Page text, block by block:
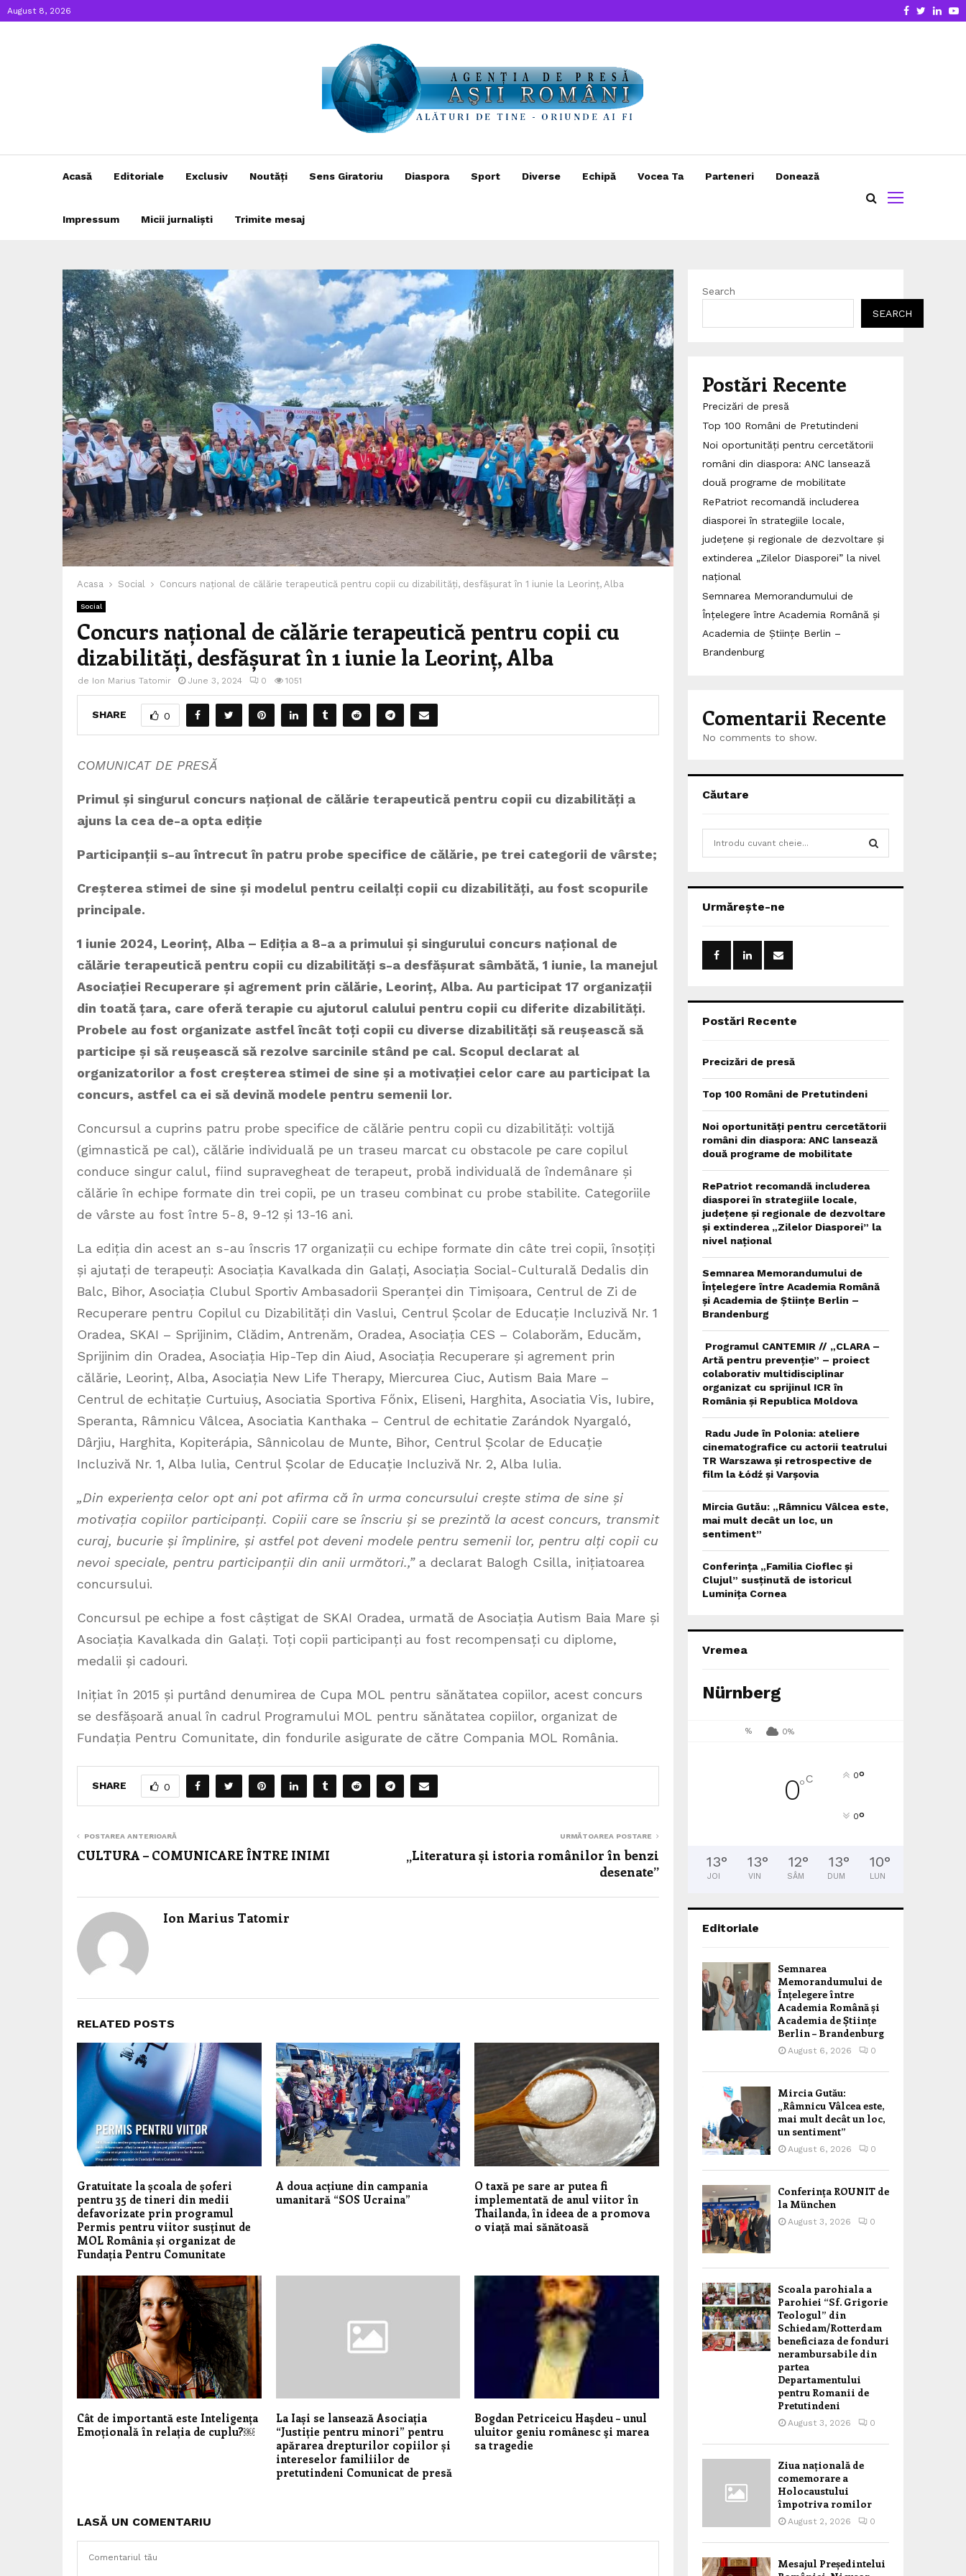
August 8, 2026 Facebook
Twitter
Acasă Editoriale Exclusiv Noutăți Sens Giratoriu Diaspora Sport Diverse Echipă Vocea Ta Parteneri Donează
Impressum Micii jurnaliști Trimite mesaj
Acasa Social Concurs național de călărie terapeutică pentru copii cu dizabilități, desfășurat în 1 iunie la Leorinț, Alba
Social
Concurs național de călărie terapeutică pentru copii cu
dizabilități, desfășurat în 1 iunie la Leorinț, Alba
de Ion Marius Tatomir June 3, 2024 0 1051
SHARE 0
COMUNICAT DE PRESĂ
Primul și singurul concurs național de călărie terapeutică pentru copii cu dizabilități a
ajuns la cea de-a opta ediție
Participanții s-au întrecut în patru probe specifice de călărie, pe trei categorii de vârste;
Creșterea stimei de sine și modelul pentru ceilalți copii cu dizabilități, au fost scopurile
principale.
1 iunie 2024, Leorinț, Alba – Ediția a 8-a a primului și singurului concurs național de
călărie terapeutică pentru copii cu dizabilități s-a desfășurat sâmbătă, 1 iunie, la manejul
Asociației Recuperare și agrement prin călărie, Leorinț, Alba. Au participat 17 organizații
din toată țara, care oferă terapie cu ajutorul calului pentru copii cu diferite dizabilități.
Probele au fost organizate astfel încât toți copii cu diverse dizabilități să reușească să
participe și să reușească să rezolve sarcinile stând pe cal. Scopul declarat al
organizatorilor a fost creșterea stimei de sine și a motivației celor care au participat la
concurs, astfel ca ei să devină modele pentru semenii lor.
Concursul a cuprins patru probe specifice de călărie pentru copii cu dizabilități: voltijă
(gimnastică pe cal), călărie individuală pe un traseu marcat cu obstacole pe care copilul
conduce singur calul, fiind supravegheat de terapeut, probă individuală de îndemânare și
călărie în echipe formate din trei copii, pe un traseu combinat cu probe stabilite. Categoriile
de vârste au fost între 5-8, 9-12 și 13-16 ani.
La ediția din acest an s-au înscris 17 organizații cu echipe formate din câte trei copii, însoțiți
și ajutați de terapeuți: Asociația Kavalkada din Galați, Asociația Social-Culturală Dedalis din
Balc, Bihor, Asociația Clubul Sportiv Ambasadorii Speranței din Timișoara, Centrul de Zi de
Recuperare pentru Copilul cu Dizabilități din Vaslui, Centrul Școlar de Educație Incluzivă Nr. 1
Oradea, SKAI – Sprijinim, Clădim, Antrenăm, Oradea, Asociația CES – Colaborăm, Educăm,
Sprijinim din Oradea, Asociația Hip-Tep din Aiud, Asociația Recuperare și agrement prin
călărie, Leorinț, Alba, Asociația New Life Therapy, Miercurea Ciuc, Autism Baia Mare –
Centrul de echitație Curtuiuș, Asociatia Sportiva Főnix, Eliseni, Harghita, Asociatia Vis, Iubire,
Speranta, Râmnicu Vâlcea, Asociatia Kanthaka – Centrul de echitatie Zarándok Nyargaló,
Dârjiu, Harghita, Kopiterápia, Sânnicolau de Munte, Bihor, Centrul Școlar de Educație
Incluzivă Nr. 1, Alba Iulia, Centrul Școlar de Educație Incluzivă Nr. 2, Alba Iulia.
„Din experiența celor opt ani pot afirma că în urma concursului crește stima de sine și
motivația copiilor participanți. Copiii care se înscriu și se prezintă la acest concurs, transmit
curaj, bucurie și împlinire, și astfel pot deveni modele pentru semenii lor, pentru alți copii cu
nevoi speciale, pentru participanții din anii următori.,” a declarat Balogh Csilla, inițiatoarea
concursului.
Concursul pe echipe a fost câștigat de SKAI Oradea, urmată de Asociația Autism Baia Mare și
Asociația Kavalkada din Galați. Toți copii participanți au fost recompensați cu diplome,
medalii și cadouri.
Inițiat în 2015 și purtând denumirea de Cupa MOL pentru sănătatea copiilor, acest concurs
se desfășoară anual în cadrul Programului MOL pentru sănătatea copiilor, organizat de
Fundația Pentru Comunitate, din fondurile asigurate de către Compania MOL România.
SHARE 0
POSTAREA ANTERIOARĂ
CULTURA – COMUNICARE ÎNTRE INIMI
URMĂTOAREA POSTARE
„Literatura și istoria românilor în benzi
desenate”
Ion Marius Tatomir
RELATED POSTS
Gratuitate la școala de șoferi
pentru 35 de tineri din medii
defavorizate prin programul
Permis pentru viitor susținut de
MOL România și organizat de
Fundația Pentru Comunitate
A doua acțiune din campania
umanitară “SOS Ucraina”
​O taxă pe sare ar putea fi
implementată de anul viitor în
Thailanda, în ideea de a promova
o viață mai sănătoasă
Cât de importantă este Inteligența
Emoțională în relația de cuplu?￼
La Iași se lansează Asociația
“Justiție pentru minori” pentru
apărarea drepturilor copiilor și
intereselor familiilor de
pretutindeni Comunicat de presă
Bogdan Petriceicu Haşdeu – unul
uluitor geniu românesc şi marea
sa tragedie
LASĂ UN COMENTARIU
Search
SEARCH
Postări Recente
Precizări de presă
Top 100 Români de Pretutindeni
Noi oportunități pentru cercetătorii
români din diaspora: ANC lansează
două programe de mobilitate
RePatriot recomandă includerea
diasporei în strategiile locale,
județene și regionale de dezvoltare și
extinderea „Zilelor Diasporei” la nivel
național
Semnarea Memorandumului de
Înțelegere între Academia Română și
Academia de Științe Berlin –
Brandenburg
Comentarii Recente
No comments to show.
Căutare
h
o
:
Urmărește-ne
Postări Recente
Precizări de presă
Top 100 Români de Pretutindeni
Noi oportunități pentru cercetătorii
români din diaspora: ANC lansează
două programe de mobilitate
RePatriot recomandă includerea
diasporei în strategiile locale,
județene și regionale de dezvoltare
și extinderea „Zilelor Diasporei” la
nivel național
Semnarea Memorandumului de
Înțelegere între Academia Română
și Academia de Științe Berlin –
Brandenburg
Programul CANTEMIR // „CLARA –
Artă pentru prevenție” – proiect
colaborativ multidisciplinar
organizat cu sprijinul ICR în
România și Republica Moldova
Radu Jude în Polonia: ateliere
cinematografice cu actorii teatrului
TR Warszawa și retrospective de
film la Łódź și Varșovia
Mircia Gutău: „Râmnicu Vâlcea este,
mai mult decât un loc, un
sentiment”
Conferința „Familia Cioflec și
Clujul” susținută de istoricul
Luminița Cornea
Vremea
Nürnberg
% 0%
0°C 0°
0°
13°
JOI
13°
VIN
12°
SÂM
13°
DUM
10°
LUN
Editoriale
Semnarea
Memorandumului de
Înțelegere între
Academia Română și
Academia de Științe
Berlin – Brandenburg
August 6, 2026 0
Mircia Gutău:
„Râmnicu Vâlcea este,
mai mult decât un loc,
un sentiment”
August 6, 2026 0
Conferința ROUNIT de
la München
August 3, 2026 0
Scoala parohiala a
Parohiei “Sf. Grigorie
Teologul” din
Schiedam/Rotterdam
beneficiaza de fonduri
nerambursabile din
partea
Departamentului
pentru Romanii de
Pretutindeni
August 3, 2026 0
Ziua națională de
comemorare a
Holocaustului
împotriva romilor
August 2, 2026 0
Mesajul Președintelui